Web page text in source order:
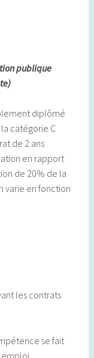
publique
diplômé
catégorie C
de 2 ans
en rapport
de 20% de la
varie en fonction
les contrats
se fait